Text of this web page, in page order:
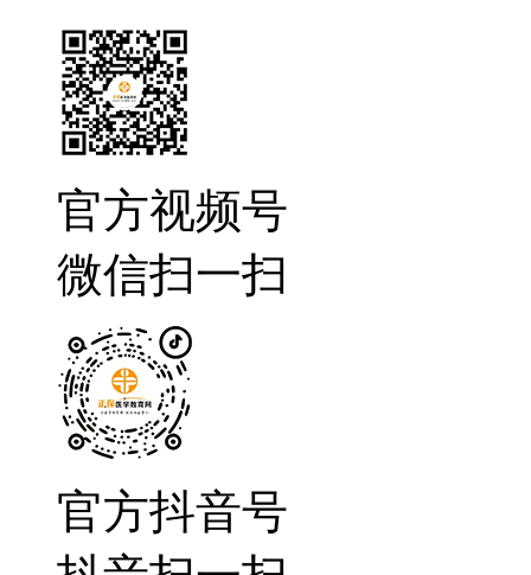
官方视频号
微信扫一扫
官方抖音号